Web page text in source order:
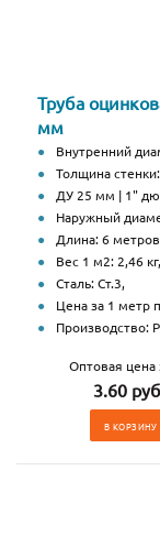
Труба
мм
Внутренний
Толщина
ДУ 25 мм | 1"
Наружный
Длина: 6
Вес 1 м2: 2,46 кг,
Сталь: Ст.3,
Цена за 1 метр
Производство:
Оптовая цена
3.60
В КОРЗИНУ